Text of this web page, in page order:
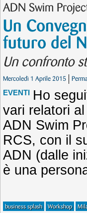
ADN Swim
Un
futuro del
Un confronto
Mercoledì 1 Aprile 2015
EVENTI Ho
vari relatori
ADN Swim
RCS, con il
ADN (dalle
è una
business splash Workshop